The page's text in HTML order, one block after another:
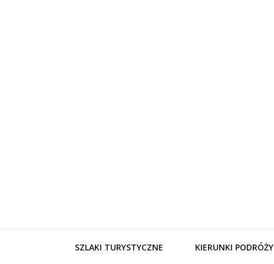
SZLAKI TURYSTYCZNE KIERUNKI PODRÓŻY